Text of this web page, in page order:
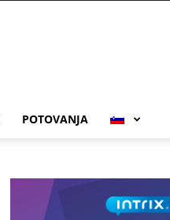
POTOVANJA